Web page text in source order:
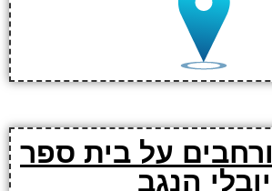
על בית ספר
יובלי הנגב